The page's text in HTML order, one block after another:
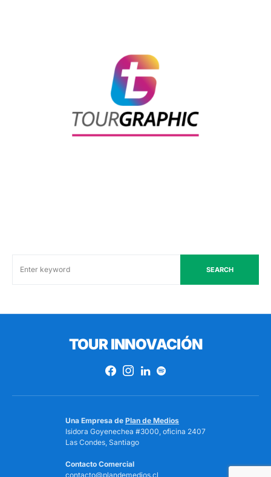
SEARCH
TOUR INNOVACIÓN
Una Empresa de Plan de Medios
Isidora Goyenechea #3000, oficina 2407
Las Condes, Santiago
Contacto Comercial
contacto@plandemedios.cl